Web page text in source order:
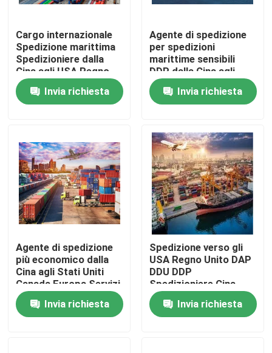
Prodotti
Video
Visita alla fabbrica
Controllo della qualità
Chiedi un preventivo
servizi internazionali di spedizione del trasporto
Cargo internazionale
Spedizione marittima
Spedizioniere dalla
Cina agli USA Regno
Unito Francia
Germania Italia Canada
Invia richiesta
Agente di spedizione
per spedizioni
marittime sensibili
DDP dalla Cina agli
USA Canada Nord
AmericaInvia richiesta
Agente di spedizione
più economico dalla
Cina agli Stati Uniti
Canada Europa Servizi
di logistica
professionale
marittimo
Invia richiesta
Spedizione verso gli
USA Regno Unito DAP
DDU DDP
Spedizioniere Cina
verso gli Stati Uniti
Porta a porta Agente
di spedizione
Invia richiesta